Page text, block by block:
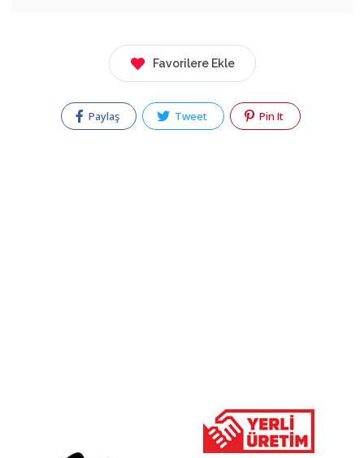
Favorilere Ekle
Paylaş Tweet Pin It